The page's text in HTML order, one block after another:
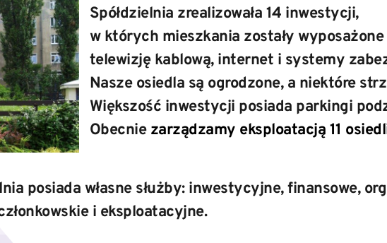
Spółdzielnia zrealizowała 14 inwestycji,
w których mieszkania zostały
telewizję kablową, internet i systemy
Nasze osiedla są ogrodzone, a niektóre
Większość inwestycji posiada parkingi
Obecnie zarządzamy eksploatacją 11
posiada własne służby: inwestycyjne, finansowe,
i eksploatacyjne.